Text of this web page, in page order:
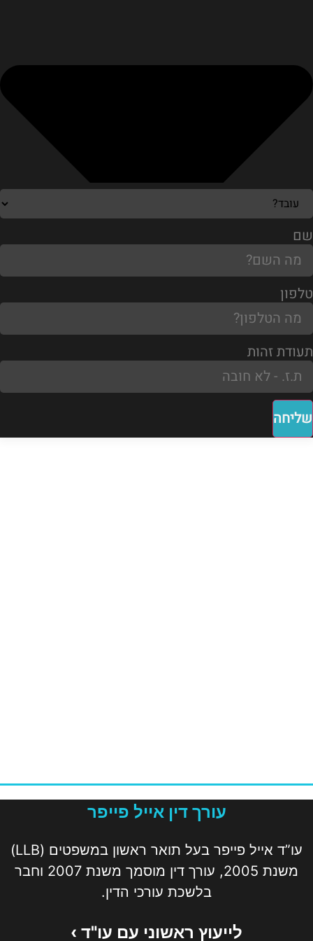
שם
טלפון
תעודת זהות
שליחה
עורך דין אייל פייפר
עו”ד אייל פייפר בעל תואר ראשון במשפטים (LLB)
משנת 2005, עורך דין מוסמך משנת 2007 וחבר
בלשכת עורכי הדין.
לייעוץ ראשוני עם עו"ד ›